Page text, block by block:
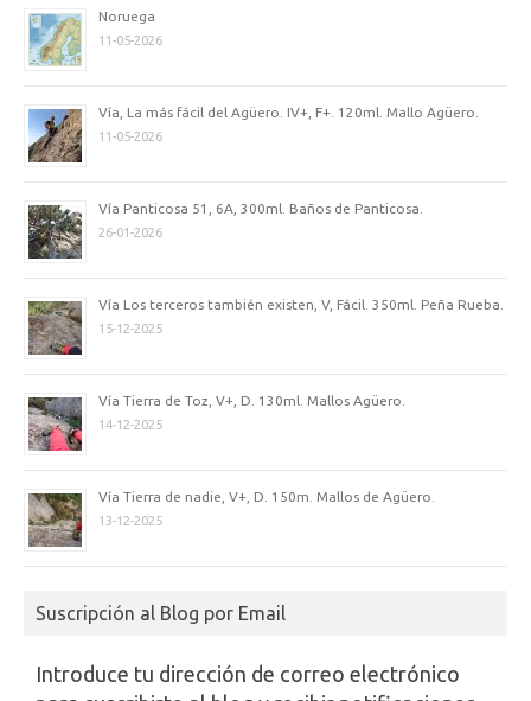
Noruega
11-05-2026
Vía, La más fácil del Agüero. IV+, F+. 120ml. Mallo Agüero.
11-05-2026
Vía Panticosa 51, 6A, 300ml. Baños de Panticosa.
26-01-2026
Vía Los terceros también existen, V, Fácil. 350ml. Peña Rueba.
15-12-2025
Vía Tierra de Toz, V+, D. 130ml. Mallos Agüero.
14-12-2025
Vía Tierra de nadie, V+, D. 150m. Mallos de Agüero.
13-12-2025
Suscripción al Blog por Email
Introduce tu dirección de correo electrónico